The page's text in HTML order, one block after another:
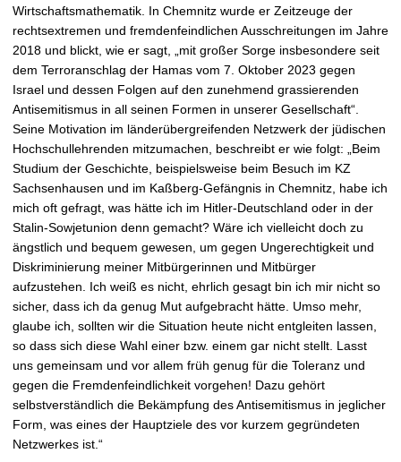
Wirtschaftsmathematik. In Chemnitz wurde er Zeitzeuge der
rechtsextremen und fremdenfeindlichen Ausschreitungen im Jahre
2018 und blickt, wie er sagt, „mit großer Sorge insbesondere seit
dem Terroranschlag der Hamas vom 7. Oktober 2023 gegen
Israel und dessen Folgen auf den zunehmend grassierenden
Antisemitismus in all seinen Formen in unserer Gesellschaft“.
Seine Motivation im länderübergreifenden Netzwerk der jüdischen
Hochschullehrenden mitzumachen, beschreibt er wie folgt: „Beim
Studium der Geschichte, beispielsweise beim Besuch im KZ
Sachsenhausen und im Kaßberg-Gefängnis in Chemnitz, habe ich
mich oft gefragt, was hätte ich im Hitler-Deutschland oder in der
Stalin-Sowjetunion denn gemacht? Wäre ich vielleicht doch zu
ängstlich und bequem gewesen, um gegen Ungerechtigkeit und
Diskriminierung meiner Mitbürgerinnen und Mitbürger
aufzustehen. Ich weiß es nicht, ehrlich gesagt bin ich mir nicht so
sicher, dass ich da genug Mut aufgebracht hätte. Umso mehr,
glaube ich, sollten wir die Situation heute nicht entgleiten lassen,
so dass sich diese Wahl einer bzw. einem gar nicht stellt. Lasst
uns gemeinsam und vor allem früh genug für die Toleranz und
gegen die Fremdenfeindlichkeit vorgehen! Dazu gehört
selbstverständlich die Bekämpfung des Antisemitismus in jeglicher
Form, was eines der Hauptziele des vor kurzem gegründeten
Netzwerkes ist.“